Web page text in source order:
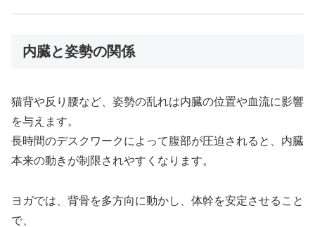
内臓と姿勢の関係
猫背や反り腰など、姿勢の乱れは内臓の位置や血流に影響
を与えます。
長時間のデスクワークによって腹部が圧迫されると、内臓
本来の動きが制限されやすくなります。
ヨガでは、背骨を多方向に動かし、体幹を安定させること
で、